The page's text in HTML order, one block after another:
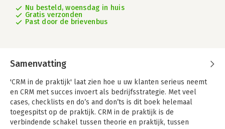
Nu besteld, woensdag in huis
Gratis verzonden
Past door de brievenbus
Samenvatting
'CRM in de praktijk' laat zien hoe u uw klanten serieus neemt
en CRM met succes invoert als bedrijfsstrategie. Met veel
cases, checklists en do’s and don’ts is dit boek helemaal
toegespitst op de praktijk. CRM in de praktijk is de
verbindende schakel tussen theorie en praktijk, tussen